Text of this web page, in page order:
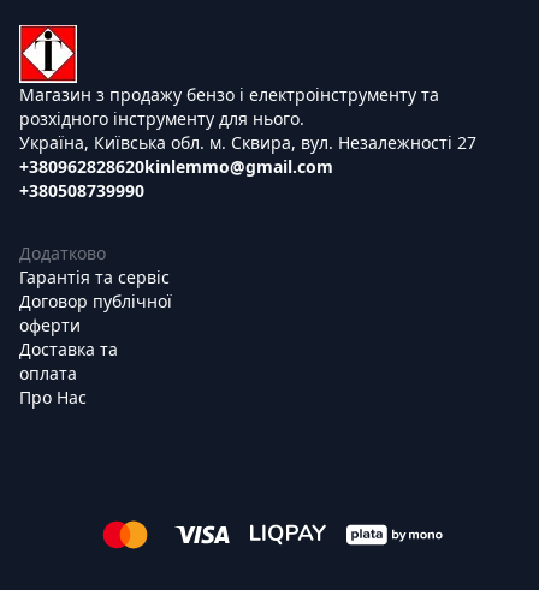
Магазин з продажу бензо і електроінструменту та
розхідного інструменту для нього.
Україна, Київська обл. м. Сквира, вул. Незалежності 27
+380962828620
+380508739990
kinlemmo@gmail.com
Додатково
Гарантія та сервіс
Договор публічної
оферти
Доставка та
оплата
Про Нас